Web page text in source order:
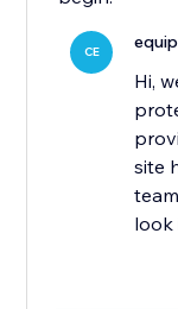
CE
Hi,
site
look